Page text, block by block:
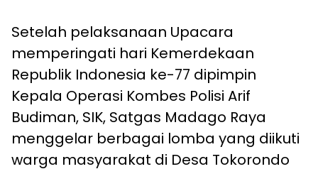
Setelah pelaksanaan Upacara
memperingati hari Kemerdekaan
Republik Indonesia ke-77 dipimpin
Kepala Operasi Kombes Polisi Arif
Budiman, SIK, Satgas Madago Raya
menggelar berbagai lomba yang diikuti
warga masyarakat di Desa Tokorondo